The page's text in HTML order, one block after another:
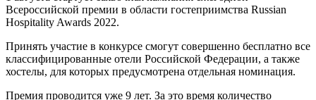
Всероссийской премии в области гостеприимства Russian
Hospitality Awards 2022.
Принять участие в конкурсе смогут совершенно бесплатно все
классифицированные отели Российской Федерации, а также
хостелы, для которых предусмотрена отдельная номинация.
Премия проводится уже 9 лет. За это время количество